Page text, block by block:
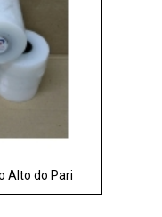
Alto do Pari